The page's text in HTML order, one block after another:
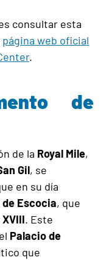
consultar esta
página web oficial
.
de
de la Royal Mile,
Gil, se
en su día
Escocia, que
XVIII. Este
Palacio de
que